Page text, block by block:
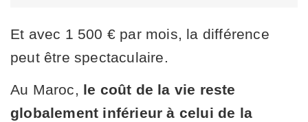
Et avec 1 500 € par mois, la différence
peut être spectaculaire.
Au Maroc, le coût de la vie reste
globalement inférieur à celui de la